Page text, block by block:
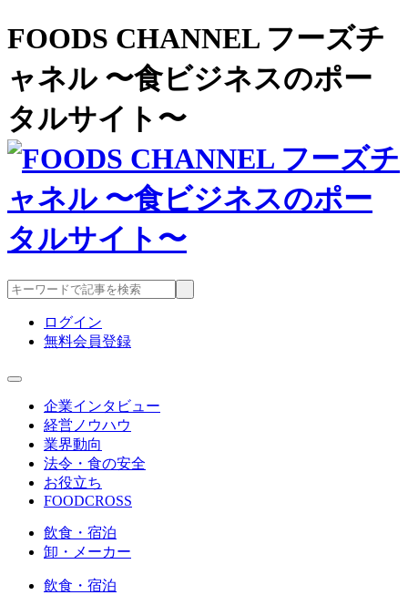
FOODS CHANNEL フーズチ
ャネル 〜食ビジネスのポー
タルサイト〜
ログイン
無料会員登録
企業インタビュー
経営ノウハウ
業界動向
法令・食の安全
お役立ち
FOODCROSS
飲食・宿泊
卸・メーカー
飲食・宿泊